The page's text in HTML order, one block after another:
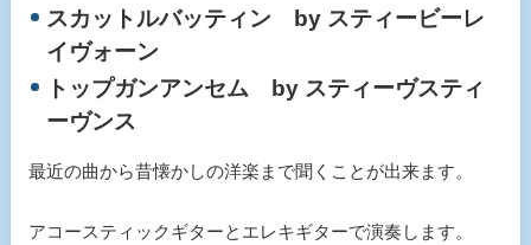
スカットルバッティン by スティービーレ
イヴォーン
トップガンアンセム by スティーヴスティ
ーヴンス
最近の曲から昔懐かしの洋楽まで聞くことが出来ます。
アコースティックギターとエレキギターで演奏します。